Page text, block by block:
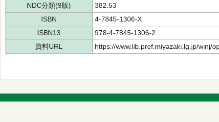
NDC分類(9版)
382.53
ISBN
4-7845-1306-X
ISBN13
978-4-7845-1306-2
資料URL
https://www.lib.pref.miyazaki.lg.jp/winj/